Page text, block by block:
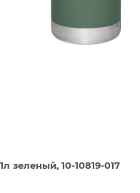
зеленый, 10-10819-017